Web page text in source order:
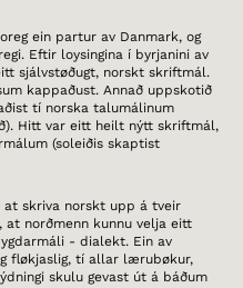
ein partur av Danmark, og
Eftir loysingina í byrjanini av
sjálvstøðugt, norskt skriftmál.
kappaðust. Annað uppskotið
tí norska talumálinum
Hitt var eitt heilt nýtt skriftmál,
(soleiðis skaptist
at skriva norskt upp á tveir
at norðmenn kunnu velja eitt
- dialekt. Ein av
fløkjaslig, tí allar lærubøkur,
skulu gevast út á báðum